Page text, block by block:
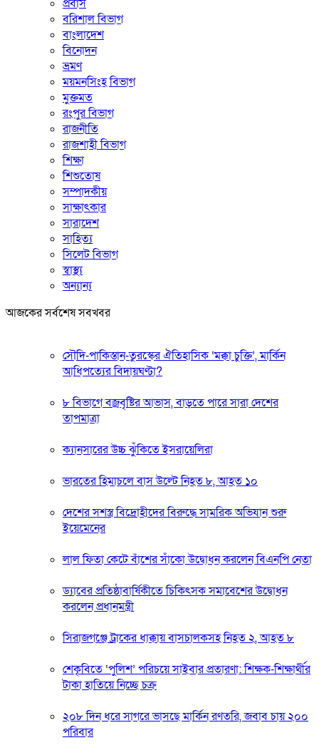
প্রবাস
বরিশাল বিভাগ
বাংলাদেশ
বিনোদন
ভ্রমণ
ময়মনসিংহ বিভাগ
মুক্তমত
রংপুর বিভাগ
রাজনীতি
রাজশাহী বিভাগ
শিক্ষা
শিশুতোষ
সম্পাদকীয়
সাক্ষাৎকার
সারাদেশ
সাহিত্য
সিলেট বিভাগ
স্বাস্থ্য
অন্যান্য
আজকের সর্বশেষ সবখবর
সৌদি-পাকিস্তান-তুরস্কের ঐতিহাসিক ‘মক্কা চুক্তি’, মার্কিন
আধিপত্যের বিদায়ঘণ্টা?
৮ বিভাগে বজ্রবৃষ্টির আভাস, বাড়তে পারে সারা দেশের
তাপমাত্রা
ক্যানসারের উচ্চ ঝুঁকিতে ইসরায়েলিরা
ভারতের হিমাচলে বাস উল্টে নিহত ৮, আহত ১০
দেশের সশস্ত্র বিদ্রোহীদের বিরুদ্ধে সামরিক অভিযান শুরু
ইয়েমেনের
লাল ফিতা কেটে বাঁশের সাঁকো উদ্বোধন করলেন বিএনপি নেতা
ড্যাবের প্রতিষ্ঠাবার্ষিকীতে চিকিৎসক সমাবেশের উদ্বোধন
করলেন প্রধানমন্ত্রী
সিরাজগঞ্জে ট্রাকের ধাক্কায় বাসচালকসহ নিহত ২, আহত ৮
শেকৃবিতে ‘পুলিশ’ পরিচয়ে সাইবার প্রতারণা: শিক্ষক-শিক্ষার্থীর
টাকা হাতিয়ে নিচ্ছে চক্র
২০৮ দিন ধরে সাগরে ভাসছে মার্কিন রণতরি, জবাব চায় ২০০
পরিবার